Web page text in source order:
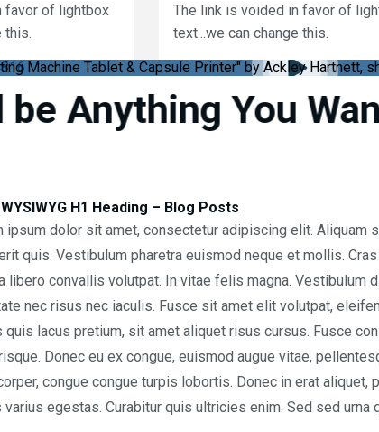
favor of lightbox
this.
The link is voided in favor of
text...we can change this.
Anything You Want
H1 Heading – Blog Posts
ipsum dolor sit amet, consectetur adipiscing elit. Aliquam
quis. Vestibulum pharetra euismod neque et mollis.
libero convallis volutpat. In vitae felis magna. Vestibulum
nec risus nec iaculis. Fusce sit amet elit volutpat,
quis lacus pretium, sit amet aliquet risus cursus. Fusce
Donec eu ex congue, euismod augue vitae,
congue congue turpis lobortis. Donec in erat aliquet,
egestas. Curabitur quis ultricies enim. Sed sed